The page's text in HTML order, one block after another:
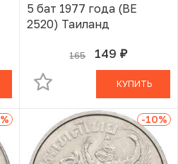
5 бат 1977 года (BE
2520) Таиланд
165 149 руб.
В КОРЗИНЕ
КУПИТЬ
% -10%